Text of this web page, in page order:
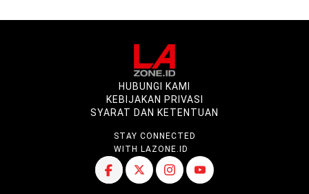
HUBUNGI KAMI
KEBIJAKAN PRIVASI
SYARAT DAN KETENTUAN
STAY CONNECTED
WITH LAZONE.ID